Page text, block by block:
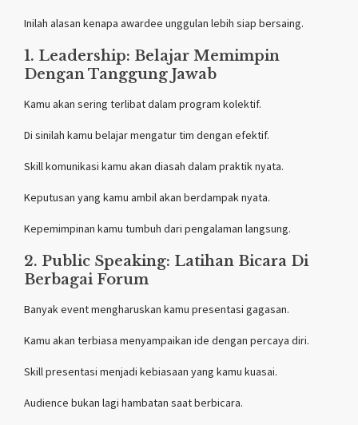
Inilah alasan kenapa awardee unggulan lebih siap bersaing.
1. Leadership: Belajar Memimpin
Dengan Tanggung Jawab
Kamu akan sering terlibat dalam program kolektif.
Di sinilah kamu belajar mengatur tim dengan efektif.
Skill komunikasi kamu akan diasah dalam praktik nyata.
Keputusan yang kamu ambil akan berdampak nyata.
Kepemimpinan kamu tumbuh dari pengalaman langsung.
2. Public Speaking: Latihan Bicara Di
Berbagai Forum
Banyak event mengharuskan kamu presentasi gagasan.
Kamu akan terbiasa menyampaikan ide dengan percaya diri.
Skill presentasi menjadi kebiasaan yang kamu kuasai.
Audience bukan lagi hambatan saat berbicara.